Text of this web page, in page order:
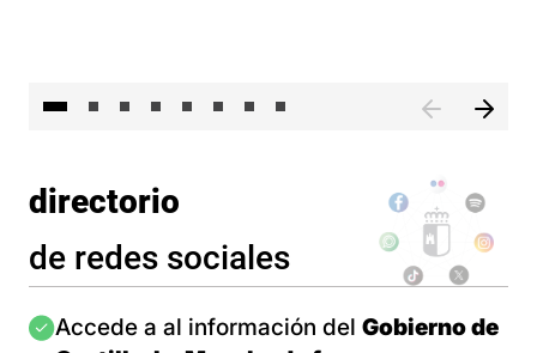
directorio
de redes sociales
Imagen
Accede a al información del Gobierno de